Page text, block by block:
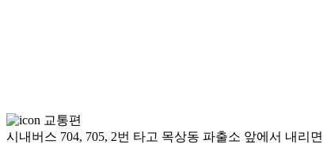
교통편
시내버스 704, 705, 2번 타고 목상동 파출소 앞에서 내리면